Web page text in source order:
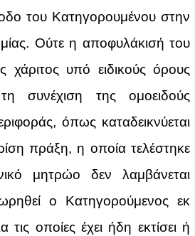
του Κατηγορουμένου στην
Ούτε η αποφυλάκισή του
χάριτος υπό ειδικούς όρους
συνέχιση της ομοειδούς
όπως καταδεικνύεται
πράξη, η οποία τελέστηκε
μητρώο δεν λαμβάνεται
ο Κατηγορούμενος εκ
τις οποίες έχει ήδη εκτίσει ή